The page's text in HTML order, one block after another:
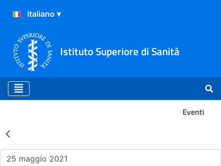
Istituto Superiore di Sanità
Eventi
Risultati della Ricerca -